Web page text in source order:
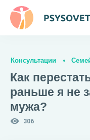
Консультации
Как
раньше я не
мужа?
306